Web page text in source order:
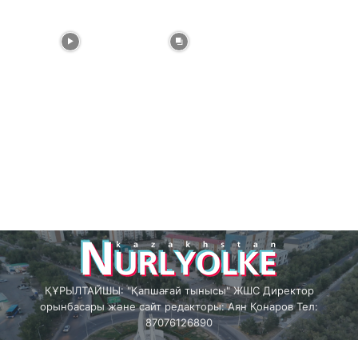
ҚҰРЫЛТАЙШЫ: "Қапшағай тынысы" ЖШС Директор
орынбасары және сайт редакторы: Аян Қонаров Тел:
87076126890